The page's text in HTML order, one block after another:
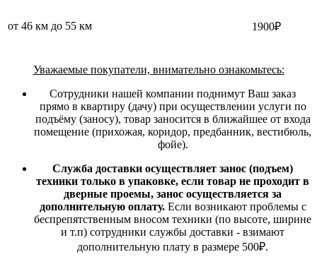
от 46 км до 55 км 1900₽
Уважаемые покупатели, внимательно ознакомьтесь:
Сотрудники нашей компании поднимут Ваш заказ
прямо в квартиру (дачу) при осуществлении услуги по
подъёму (заносу), товар заносится в ближайшее от входа
помещение (прихожая, коридор, предбанник, вестибюль,
фойе).
Служба доставки осуществляет занос (подъем)
техники только в упаковке, если товар не проходит в
дверные проемы, занос осуществляется за
дополнительную оплату. Если возникают проблемы с
беспрепятственным вносом техники (по высоте, ширине
и т.п) сотрудники службы доставки - взимают
дополнительную плату в размере 500₽.